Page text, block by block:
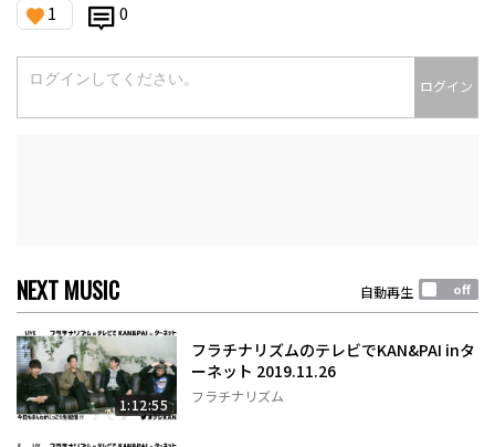
1 0
ログイン
NEXT MUSIC 自動再生
1:12:55
フラチナリズムのテレビでKAN&PAI inタ
ーネット 2019.11.26
フラチナリズム